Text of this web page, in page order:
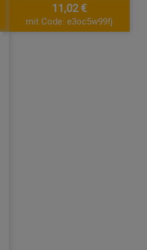
11,02 €
mit Code: e3oc5w99fj